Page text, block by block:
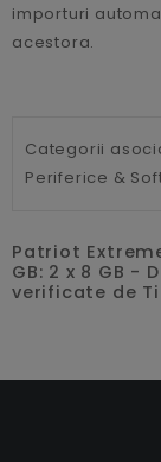
importuri
acestora.
Categorii
Periferice &
Patriot
GB: 2 x 8 GB -
verificate de